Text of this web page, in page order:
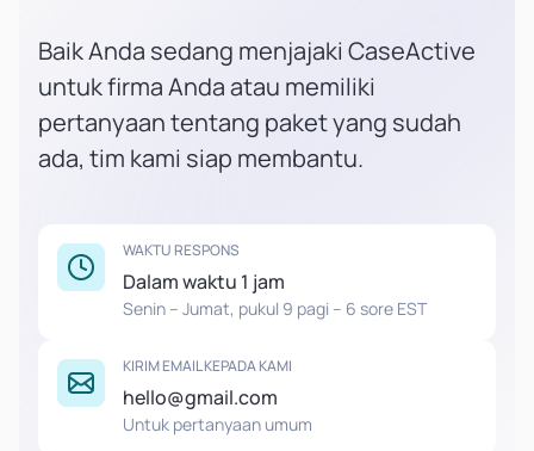
Baik Anda sedang menjajaki CaseActive
untuk firma Anda atau memiliki
pertanyaan tentang paket yang sudah
ada, tim kami siap membantu.
WAKTU RESPONS
Dalam waktu 1 jam
Senin – Jumat, pukul 9 pagi – 6 sore EST
KIRIM EMAIL KEPADA KAMI
hello@gmail.com
Untuk pertanyaan umum